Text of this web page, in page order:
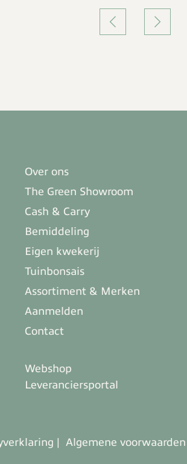
Over ons
The Green Showroom
Cash & Carry
Bemiddeling
Eigen kwekerij
Tuinbonsais
Assortiment & Merken
Aanmelden
Contact
Webshop
Leveranciersportal
Algemene voorwaarden